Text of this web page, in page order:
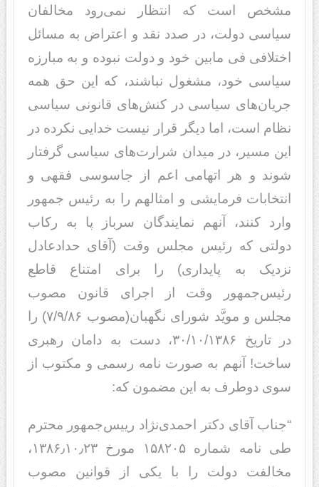
مشخص است که انتظار نمی‌رود مخالفان
سیاسی دولت، در صدد نقد و اعتراض به مسائل
اختلافی فی مابین خود و دولت نبوده و به مبارزه
سیاسی خود، مشغول نباشند، که این حق همه
جریان‌های سیاسی در کنش‌های قانونی سیاسی
نظام است، اما دیگر قرار نیست خدایی نکرده در
این مسیر، در میدان شرارت‌های سیاسی گرفتار
شوند و هر اتهامی اعم از جاسوسی فقهی و
انتخابات فرمایشی و امثالهم را به رئیس جمهور
وارد کنند، آنهم نمایندگان سرباز پا به رکاب
دولتی که رئیس مجلس وقت (آقای حدادعادل
نزدیک به پایداری) را برای امتناع قاطع
رئیس‌جمهور وقت از اجرای قانون مصوب
مجلس و مویَّد شورای نگهبان(مصوب ۷/۹/۸۶) را
در تاریخ ۳۰/۱۰/۱۳۸۶، دست به دامان رهبری
ساخت! آنهم به صورت نامه رسمی و مکتوب از
سوی دوطرف به این مضمون که:
“جناب آقای دکتر احمدی‌نژاد رییس‌جمهور محترم
طی نامه شماره ۱۵۸۲۰۵ مورخ ۱۳۸۶٫۱۰٫۲۳،
مخالفت دولت را با یکی از قوانین مصوب